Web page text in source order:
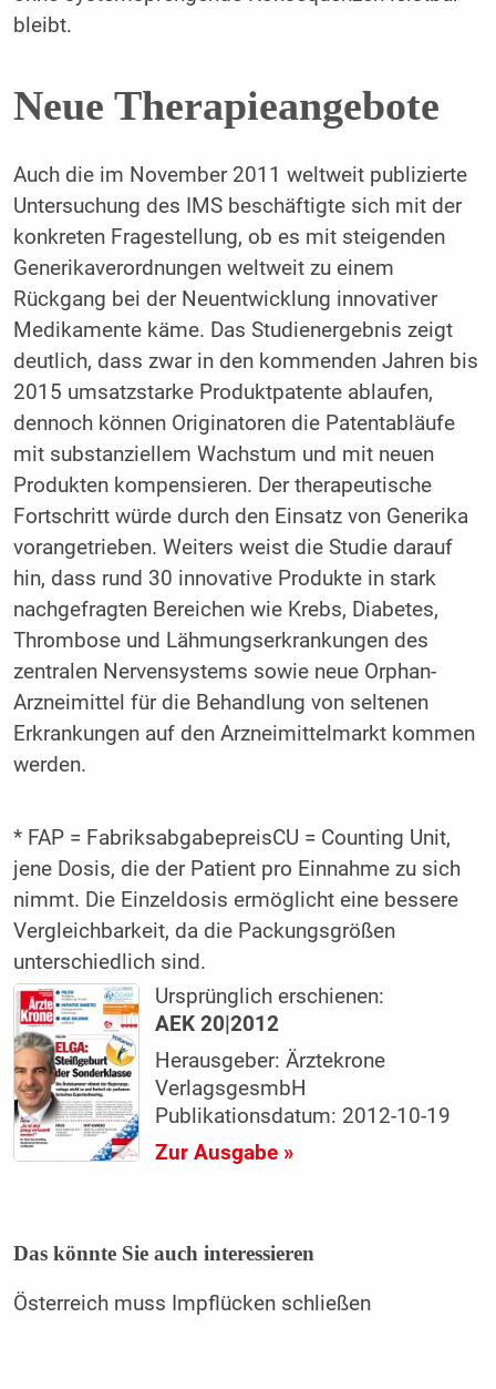
bleibt.
Neue Therapieangebote
Auch die im November 2011 weltweit publizierte
Untersuchung des IMS beschäftigte sich mit der
konkreten Fragestellung, ob es mit steigenden
Generikaverordnungen weltweit zu einem
Rückgang bei der Neuentwicklung innovativer
Medikamente käme. Das Studienergebnis zeigt
deutlich, dass zwar in den kommenden Jahren bis
2015 umsatzstarke Produktpatente ablaufen,
dennoch können Originatoren die Patentabläufe
mit substanziellem Wachstum und mit neuen
Produkten kompensieren. Der therapeutische
Fortschritt würde durch den Einsatz von Generika
vorangetrieben. Weiters weist die Studie darauf
hin, dass rund 30 innovative Produkte in stark
nachgefragten Bereichen wie Krebs, Diabetes,
Thrombose und Lähmungserkrankungen des
zentralen Nervensystems sowie neue Orphan-
Arzneimittel für die Behandlung von seltenen
Erkrankungen auf den Arzneimittelmarkt kommen
werden.
* FAP = FabriksabgabepreisCU = Counting Unit,
jene Dosis, die der Patient pro Einnahme zu sich
nimmt. Die Einzeldosis ermöglicht eine bessere
Vergleichbarkeit, da die Packungsgrößen
unterschiedlich sind.
Ursprünglich erschienen:
AEK 20|2012
Herausgeber: Ärztekrone
VerlagsgesmbH
Publikationsdatum: 2012-10-19
Zur Ausgabe »
Das könnte Sie auch interessieren
Österreich muss Impflücken schließen